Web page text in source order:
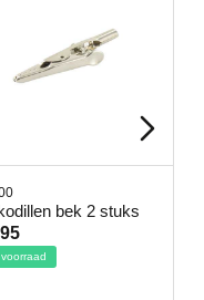
bek 2 stuks